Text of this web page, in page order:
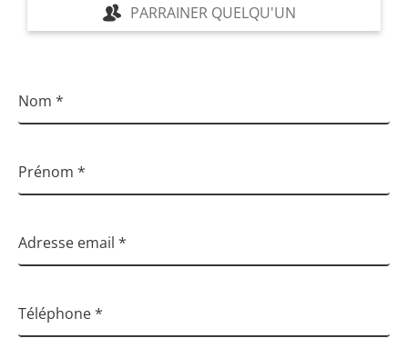
PARRAINER QUELQU'UN
Nom *
Prénom *
Adresse email *
Téléphone*